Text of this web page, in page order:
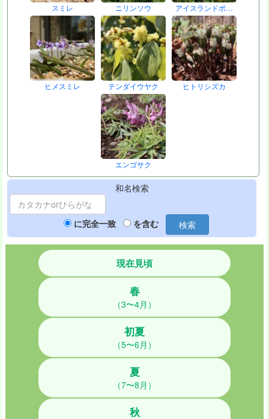
スミレ ニリンソウ アイスランドポ…
ヒメスミレ テンダイウヤク ヒトリシズカ
エンゴサク
和名検索
に完全一致 を含む 検索
現在見頃
春
（3〜4月）
初夏
（5〜6月）
夏
（7〜8月）
秋